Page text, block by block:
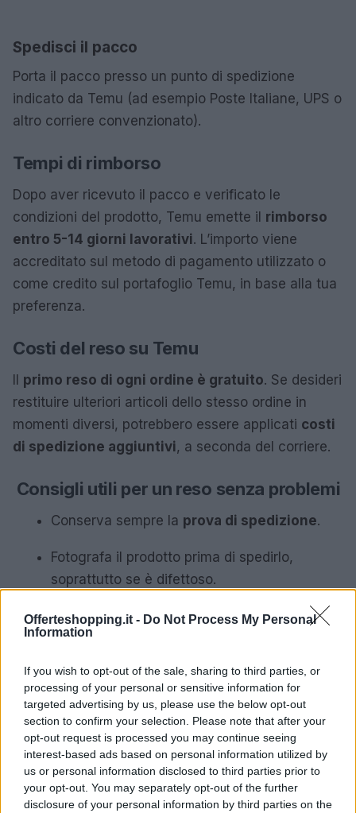
Offerteshopping.it - Do Not Process My Personal
Information
If you wish to opt-out of the sale, sharing to third parties, or
processing of your personal or sensitive information for
targeted advertising by us, please use the below opt-out
section to confirm your selection. Please note that after your
opt-out request is processed you may continue seeing
interest-based ads based on personal information utilized by
us or personal information disclosed to third parties prior to
your opt-out. You may separately opt-out of the further
disclosure of your personal information by third parties on the
Spedisci il pacco
Porta il pacco presso un punto di spedizione
indicato da Temu (ad esempio Poste Italiane, UPS o
altro corriere convenzionato).
Tempi di rimborso
Dopo aver ricevuto il pacco e verificato le
condizioni del prodotto, Temu emette il rimborso
entro 5-14 giorni lavorativi. L’importo viene
accreditato sul metodo di pagamento utilizzato o
come credito sul portafoglio Temu, in base alla tua
preferenza.
Costi del reso su Temu
primo reso di ogni ordine è gratuito. Se desideri
restituire ulteriori articoli dello stesso ordine in
momenti diversi, potrebbero essere applicati costi
di spedizione aggiuntivi, a seconda del corriere.
Consigli utili per un reso senza problemi
Conserva sempre la prova di spedizione.
Fotografa il prodotto prima di spedirlo,
soprattutto se è difettoso.
Fai attenzione aitempi: hai fino a90 giorni
per iniziare la procedura.
AUTORE
Alice Sacchi